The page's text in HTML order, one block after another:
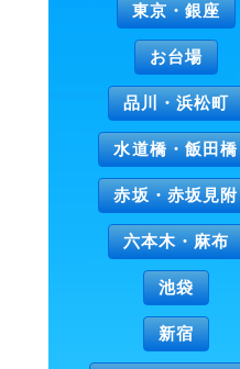
東京・銀座
お台場
品川・浜松町
水道橋・飯田橋
赤坂・赤坂見附
六本木・麻布
池袋
新宿